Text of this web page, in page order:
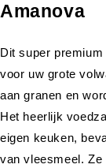
Amanova
Dit super
voor uw grote
aan granen en
Het heerlijk
eigen keuken,
van vleesmeel.